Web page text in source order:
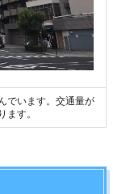
でいます。交通量が
ます。